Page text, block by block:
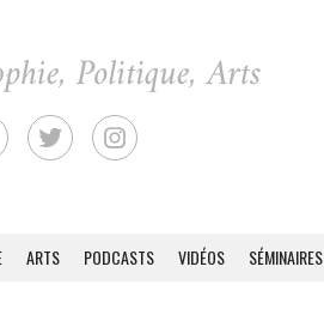
ARTS PODCASTS VIDÉOS SÉMINAIRES